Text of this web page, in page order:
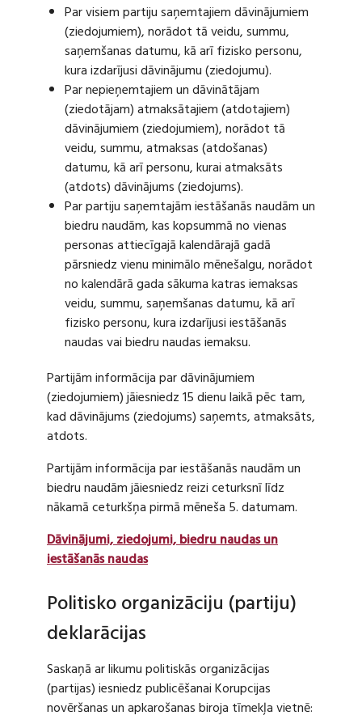
Par visiem partiju saņemtajiem dāvinājumiem
(ziedojumiem), norādot tā veidu, summu,
saņemšanas datumu, kā arī fizisko personu,
kura izdarījusi dāvinājumu (ziedojumu).
Par nepieņemtajiem un dāvinātājam
(ziedotājam) atmaksātajiem (atdotajiem)
dāvinājumiem (ziedojumiem), norādot tā
veidu, summu, atmaksas (atdošanas)
datumu, kā arī personu, kurai atmaksāts
(atdots) dāvinājums (ziedojums).
Par partiju saņemtajām iestāšanās naudām un
biedru naudām, kas kopsummā no vienas
personas attiecīgajā kalendārajā gadā
pārsniedz vienu minimālo mēnešalgu, norādot
no kalendārā gada sākuma katras iemaksas
veidu, summu, saņemšanas datumu, kā arī
fizisko personu, kura izdarījusi iestāšanās
naudas vai biedru naudas iemaksu.
Partijām informācija par dāvinājumiem
(ziedojumiem) jāiesniedz 15 dienu laikā pēc tam,
kad dāvinājums (ziedojums) saņemts, atmaksāts,
atdots.
Partijām informācija par iestāšanās naudām un
biedru naudām jāiesniedz reizi ceturksnī līdz
nākamā ceturkšņa pirmā mēneša 5. datumam.
Dāvinājumi, ziedojumi, biedru naudas un
iestāšanās naudas
Politisko organizāciju (partiju)
deklarācijas
Saskaņā ar likumu politiskās organizācijas
(partijas) iesniedz publicēšanai Korupcijas
novēršanas un apkarošanas biroja tīmekļa vietnē: